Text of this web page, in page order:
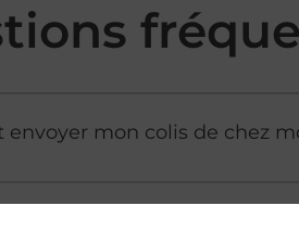
envoyer mon colis de chez